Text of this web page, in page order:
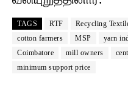
TAGS RTF
Recycling
cotton farmers
MSP yarn
Coimbatore
mill owners
minimum support price